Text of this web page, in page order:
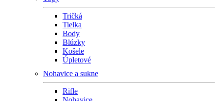
Tričká
Tielka
Body
Blúzky
Košele
Úpletové
Nohavice a sukne
Rifle